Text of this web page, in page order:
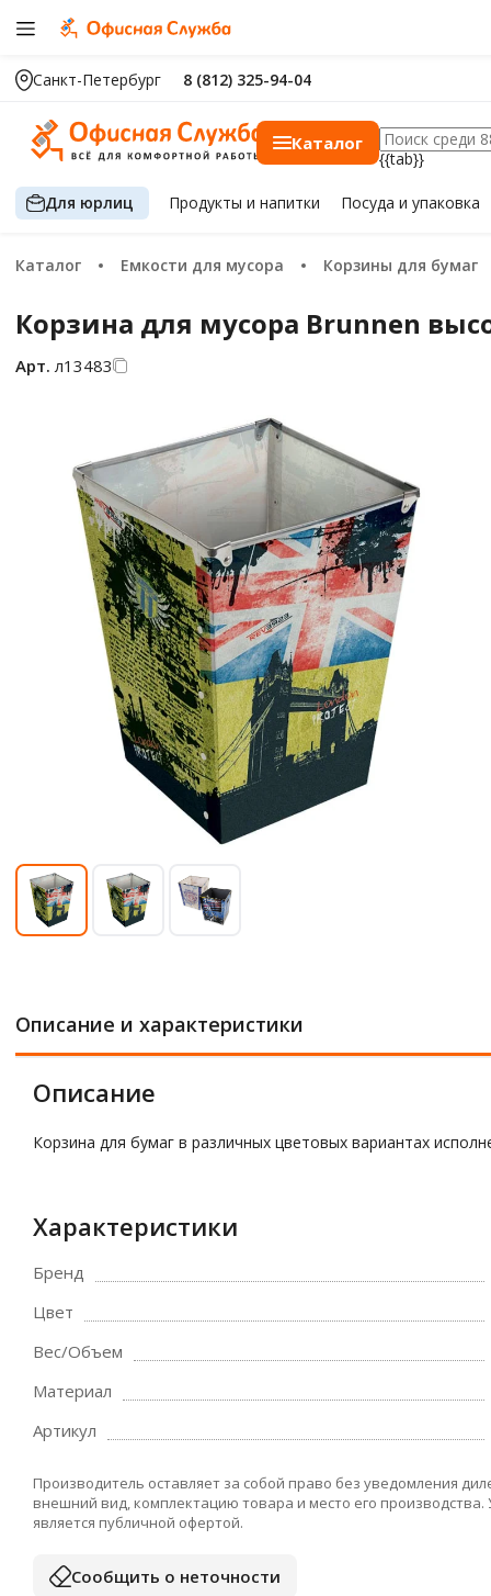
Санкт-Петербург 8 (812) 325-94-04
Каталог
{{tab}}
Для юрлиц Продуктыи напитки Посуда и упаковка
Каталог Емкости для мусора Корзины для бумаг
Корзина для мусора Brunnen
Арт. л13483
Описание и характеристики
Описание
Корзина для бумаг в различных цветовых вариантах
Характеристики
Бренд
Цвет
Вес/Объем
Материал
Артикул
Производитель оставляет за собой право без уведомления
внешний вид, комплектацию товара и место его
является публичной офертой.
Сообщить о неточности